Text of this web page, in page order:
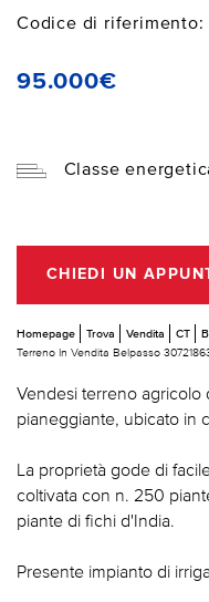
Codice di riferimento:
95.000€
Classe
CHIEDI UN
Homepage Trova Vendita CT
Terreno In Vendita Belpasso
Vendesi terreno agricolo
pianeggiante, ubicato in
La proprietà gode di
coltivata con n. 250
piante di fichi d'India.
Presente impianto di